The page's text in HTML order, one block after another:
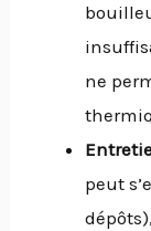
ne
peut